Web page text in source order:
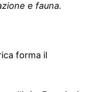
e fauna.
forma il